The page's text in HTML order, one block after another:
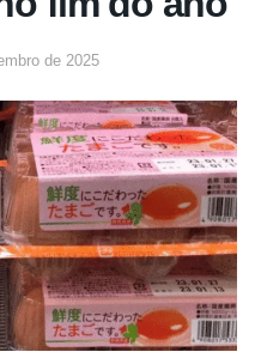
de 2025